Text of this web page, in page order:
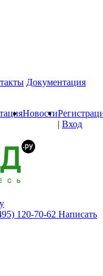
Документация
Новости
| Вход
120-70-62 Написать